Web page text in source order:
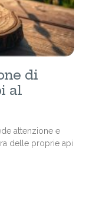
di
al
attenzione e
delle proprie api